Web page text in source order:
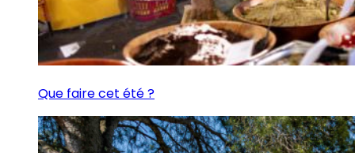
Que faire cet été ?